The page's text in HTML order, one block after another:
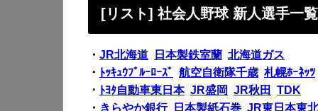
[リスト] 社会人野球 新人選手一覧
・ JR北海道 日本製鉄室蘭 北海道ガス
・ ﾄｯｷｭｳﾌﾞﾙｰﾛｰｽﾞ 航空自衛隊千歳 札幌ﾎｰﾈｯﾂ
・ ﾄﾖﾀ自動車東日本 JR盛岡 JR秋田
TDK
・ きらやか銀行 日本製紙石巻 JR東日本東北